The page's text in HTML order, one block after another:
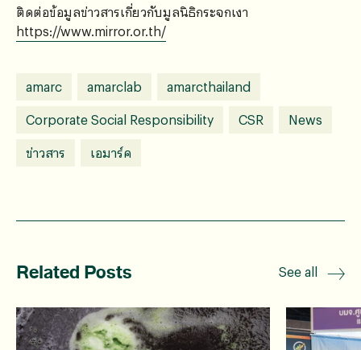
ติดต่อข้อมูลข่าวสารเกี่ยวกับมูลนิธิกระจกเงา
https://www.mirror.or.th/
amarc amarclab
amarcthailand
Corporate Social Responsibility
CSR
News
ข่าวสาร
เอมาร์ค
Related Posts See all